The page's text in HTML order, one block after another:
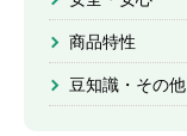
商品特性
豆知識・その他